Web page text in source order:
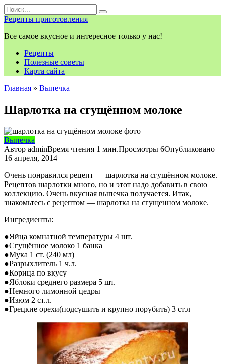
Перейти
к
контенту
Search
for:
Рецепты приготовления
Все самое вкусное и интересное только у нас!
Рецепты
Полезные советы
Карта сайта
Главная » Выпечка
Шарлотка на сгущённом молоке
Выпечка
Автор adminВремя чтения 1 мин.Просмотры 6Опубликовано
16 апреля, 2014
Очень понравился рецепт — шарлотка на сгущённом молоке.
Рецептов шарлотки много, но и этот надо добавить в свою
коллекцию. Очень вкусная выпечка получается. Итак,
знакомьтесь с рецептом — шарлотка на сгущенном молоке.
Ингредиенты:
●Яйца комнатной температуры 4 шт.
●Сгущённое молоко 1 банка
●Мука 1 ст. (240 мл)
●Разрыхлитель 1 ч.л.
●Корица по вкусу
●Яблоки среднего размера 5 шт.
●Немного лимонной цедры
●Изюм 2 ст.л.
●Грецкие орехи(подсушить и крупно порубить) 3 ст.л